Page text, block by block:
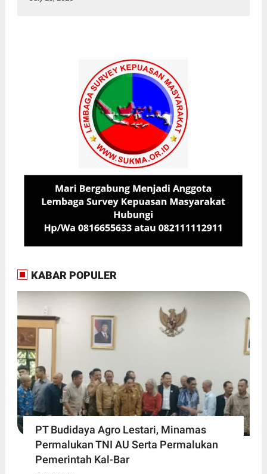
KABAR POPULER
PT Budidaya Agro Lestari, Minamas
Permalukan TNI AU Serta Permalukan
Pemerintah Kal-Bar